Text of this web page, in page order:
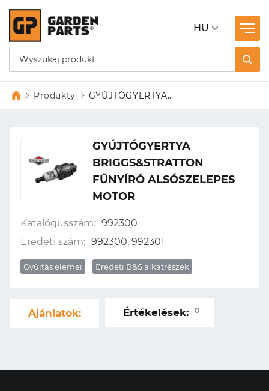
HU
Produkty
GYÚJTÓGYERTYA
GYÚJTÓGYERTYA
BRIGGS&STRATTON
FŰNYÍRÓ ALSÓSZELEPES
MOTOR
Katalógusszám: 992300
Eredeti szám: 992300, 992301
Gyújtás elemei Eredeti B&S alkatrészek
Ajánlatok: Értékelések: 0